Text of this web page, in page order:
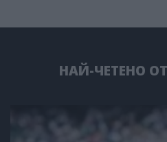
НАЙ-ЧЕТЕНО ОТ